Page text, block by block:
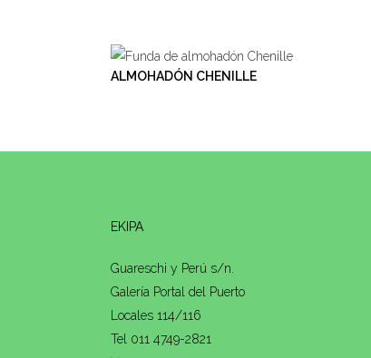
ALMOHADÓN CHENILLE
EKIPA
Guareschi y Perú s/n.
Galería Portal del Puerto
Locales 114/116
Tel 011 4749-2821